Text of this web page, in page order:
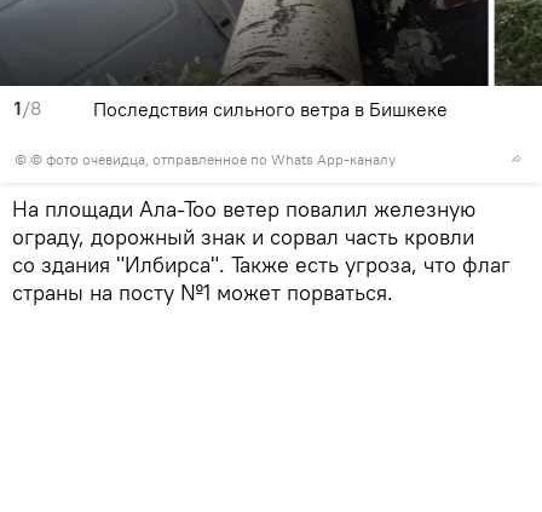
1/8
© © фото очевидца, отправленное по Whats App-каналу
Последствия сильного ветра в Бишкеке
На площади Ала-Тоо ветер повалил железную
ограду, дорожный знак и сорвал часть кровли
со здания "Илбирса". Также есть угроза, что флаг
страны на посту №1 может порваться.